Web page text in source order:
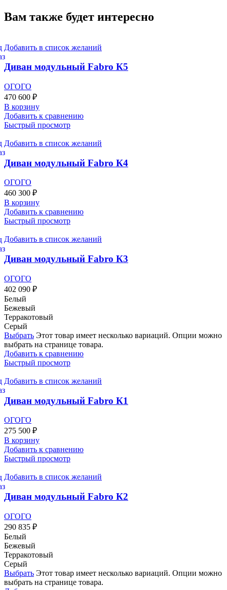
Вам также будет интересно
Добавить в список желаний
Диван модульный Fabro К5
ОГОГО
470 600 ₽
В корзину
Добавить к сравнению
Быстрый просмотр
Добавить в список желаний
Диван модульный Fabro К4
ОГОГО
460 300 ₽
В корзину
Добавить к сравнению
Быстрый просмотр
Добавить в список желаний
Диван модульный Fabro К3
ОГОГО
402 090 ₽
Белый
Бежевый
Терракотовый
Серый
Выбрать Этот товар имеет несколько вариаций. Опции можно
выбрать на странице товара.
Добавить к сравнению
Быстрый просмотр
Добавить в список желаний
Диван модульный Fabro К1
ОГОГО
275 500 ₽
В корзину
Добавить к сравнению
Быстрый просмотр
Добавить в список желаний
Диван модульный Fabro К2
ОГОГО
290 835 ₽
Белый
Бежевый
Терракотовый
Серый
Выбрать Этот товар имеет несколько вариаций. Опции можно
выбрать на странице товара.